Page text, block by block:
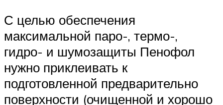
С целью обеспечения
максимальной паро-, термо-,
гидро- и шумозащиты Пенофол
нужно приклеивать к
подготовленной предварительно
поверхности (очищенной и хорошо